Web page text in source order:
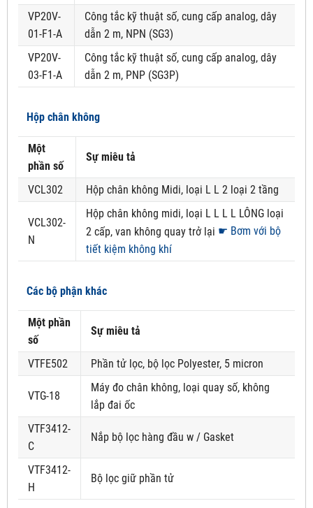
VP20V-
01-F1-A
Công tắc kỹ thuật số, cung cấp analog, dây
dẫn 2 m, NPN (SG3)
VP20V-
03-F1-A
Công tắc kỹ thuật số, cung cấp analog, dây
dẫn 2 m, PNP (SG3P)
Hộp chân không
Một
phần số
Sự miêu tả
VCL302 Hộp chân không Midi, loại L L 2 loại 2 tầng
VCL302-
N
Hộp chân không midi, loại L L L L LÔNG loại
2 cấp, van không quay trở lại ☛ Bơm với bộ
tiết kiệm không khí
Các bộ phận khác
Một phần
số
Sự miêu tả
VTFE502 Phần tử lọc, bộ lọc Polyester, 5 micron
VTG-18
Máy đo chân không, loại quay số, không
lắp đai ốc
VTF3412-
C
Nắp bộ lọc hàng đầu w / Gasket
VTF3412-
H
Bộ lọc giữ phần tử